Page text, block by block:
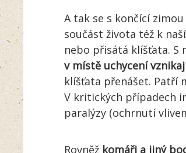
A tak se s končící
součást života též k
nebo přisátá klíšťata. S
v místě uchycení
klíšťata přenášet. Patří
V kritických případech
paralýzy (ochrnutí
Rovněž komáři a jiný